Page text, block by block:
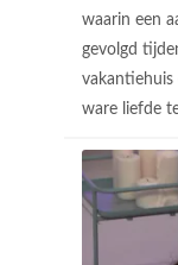
waarin een
gevolgd
vakantiehuis
ware liefde